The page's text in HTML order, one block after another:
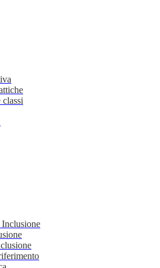
Inclusione